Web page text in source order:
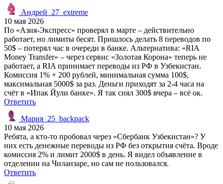
Андрей_27_extreme
10 мая 2026
По «Азия-Экспресс» проверял в марте – действительно
работает, но лимиты бесят. Пришлось делать 8 переводов по
50$ – потерял час в очереди в банке. Альтернатива: «RIA
Money Transfer» – через сервис «Золотая Корона» теперь не
работает, а RIA принимает переводы из РФ в Узбекистан.
Комиссия 1% + 200 рублей, минимальная сумма 100$,
максимальная 5000$ за раз. Деньги приходят за 2-4 часа на
счёт в «Ипак Йули банке». Я так снял 300$ вчера – всё ок.
Ответить
Мария_25_backpack
10 мая 2026
Ребята, а кто-то пробовал через «Сбербанк Узбекистан»? У
них есть денежные переводы из РФ без открытия счёта. Вроде
комиссия 2% и лимит 2000$ в день. Я видел объявление в
отделении на Чиланзаре, но сам не пользовался.
Ответить